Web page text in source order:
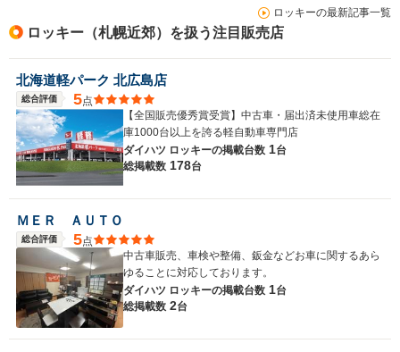
ロッキーの最新記事一覧
ロッキー（札幌近郊）を扱う注目販売店
北海道軽パーク 北広島店
総合評価 5点
【全国販売優秀賞受賞】中古車・届出済未使用車総在
庫1000台以上を誇る軽自動車専門店
ダイハツ ロッキーの掲載台数 1台
総掲載数 178台
ＭＥＲ ＡＵＴＯ
総合評価 5点
中古車販売、車検や整備、鈑金などお車に関するあら
ゆることに対応しております。
ダイハツ ロッキーの掲載台数 1台
総掲載数 2台